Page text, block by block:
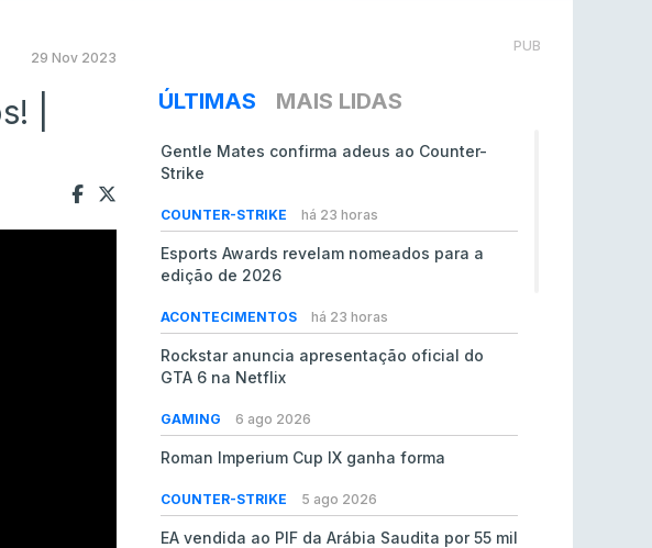
29 Nov 2023
|
PUB
ÚLTIMAS MAIS LIDAS
Gentle Mates confirma adeus ao Counter-
Strike
COUNTER-STRIKE há 23 horas
Esports Awards revelam nomeados para a
edição de 2026
ACONTECIMENTOS há 23 horas
Rockstar anuncia apresentação oficial do
GTA 6 na Netflix
GAMING 6 ago 2026
Roman Imperium Cup IX ganha forma
COUNTER-STRIKE 5 ago 2026
EA vendida ao PIF da Arábia Saudita por 55 mil